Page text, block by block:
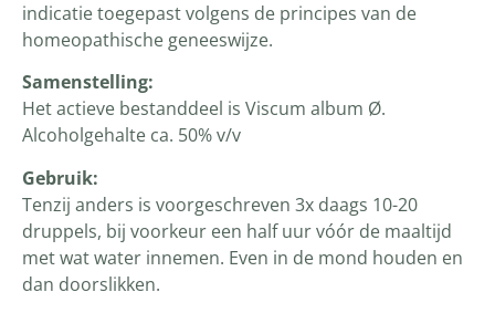
indicatie toegepast volgens de principes van de
homeopathische geneeswijze.
Samenstelling:
Het actieve bestanddeel is Viscum album Ø.
Alcoholgehalte ca. 50% v/v
Gebruik:
Tenzij anders is voorgeschreven 3x daags 10-20
druppels, bij voorkeur een half uur vóór de maaltijd
met wat water innemen. Even in de mond houden en
dan doorslikken.